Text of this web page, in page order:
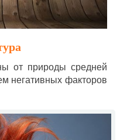
от природы средней
негативных факторов